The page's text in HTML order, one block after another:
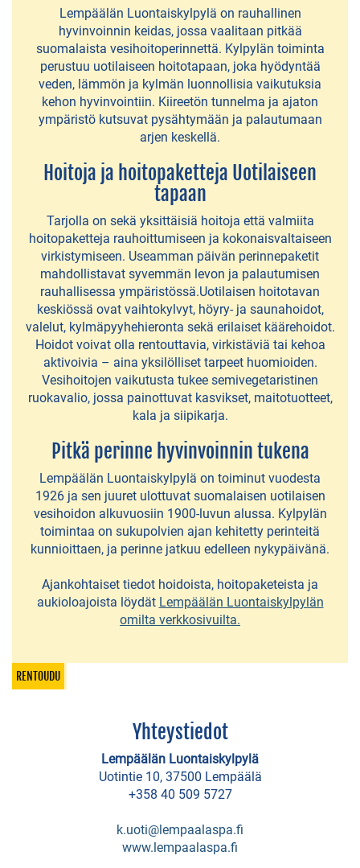
Luontaiskylpylä
Huvilat
lomamökit
Yksityinen
Lähikuntien
majoitus
MAATILAMAJOITUS
Mantereen
LOMAMÖKIT
Laurilan
Lomamökit
Mäkitupa
Lempäälän Luontaiskylpylä on rauhallinen
hyvinvoinnin keidas, jossa vaalitaan pitkää
suomalaista vesihoitoperinnettä. Kylpylän toiminta
perustuu uotilaiseen hoitotapaan, joka hyödyntää
veden, lämmön ja kylmän luonnollisia vaikutuksia
kehon hyvinvointiin. Kiireetön tunnelma ja ajaton
ympäristö kutsuvat pysähtymään ja palautumaan
arjen keskellä.
Hoitoja ja hoitopaketteja Uotilaiseen
tapaan
Tarjolla on sekä yksittäisiä hoitoja että valmiita
hoitopaketteja rauhoittumiseen ja kokonaisvaltaiseen
virkistymiseen. Useamman päivän perinnepaketit
mahdollistavat syvemmän levon ja palautumisen
rauhallisessa ympäristössä.Uotilaisen hoitotavan
keskiössä ovat vaihtokylvyt, höyry- ja saunahoidot,
valelut, kylmäpyyhehieronta sekä erilaiset käärehoidot.
Hoidot voivat olla rentouttavia, virkistäviä tai kehoa
aktivoivia – aina yksilölliset tarpeet huomioiden.
Vesihoitojen vaikutusta tukee semivegetaristinen
ruokavalio, jossa painottuvat kasvikset, maitotuotteet,
kala ja siipikarja.
Pitkä perinne hyvinvoinnin tukena
Lempäälän Luontaiskylpylä on toiminut vuodesta
1926 ja sen juuret ulottuvat suomalaisen uotilaisen
vesihoidon alkuvuosiin 1900-luvun alussa. Kylpylän
toimintaa on sukupolvien ajan kehitetty perinteitä
kunnioittaen, ja perinne jatkuu edelleen nykypäivänä.
Ajankohtaiset tiedot hoidoista, hoitopaketeista ja
aukioloajoista löydät Lempäälän Luontaiskylpylän
omilta verkkosivuilta.
RENTOUDU
Yhteystiedot
Lempäälän Luontaiskylpylä
Uotintie 10, 37500 Lempäälä
+358 40 509 5727
k.uoti@lempaalaspa.fi
www.lempaalaspa.fi